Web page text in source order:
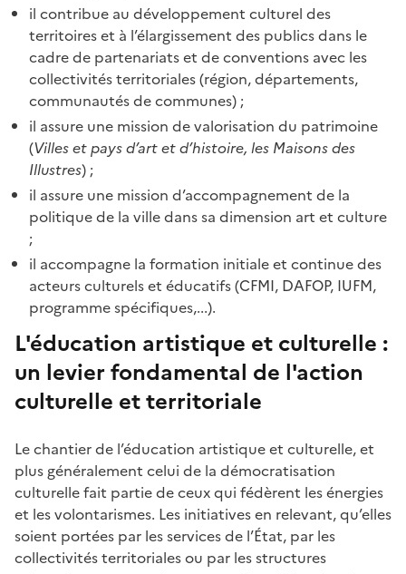
il contribue au développement culturel des
territoires et à l’élargissement des publics dans le
cadre de partenariats et de conventions avec les
collectivités territoriales (région, départements,
communautés de communes) ;
il assure une mission de valorisation du patrimoine
(Villes et pays d’art et d’histoire, les Maisons des
Illustres) ;
il assure une mission d’accompagnement de la
politique de la ville dans sa dimension art et culture
;
il accompagne la formation initiale et continue des
acteurs culturels et éducatifs (CFMI, DAFOP, IUFM,
programme spécifiques,...).
L'éducation artistique et culturelle :
un levier fondamental de l'action
culturelle et territoriale
Le chantier de l’éducation artistique et culturelle, et
plus généralement celui de la démocratisation
culturelle fait partie de ceux qui fédèrent les énergies
et les volontarismes. Les initiatives en relevant, qu’elles
soient portées par les services de l’État, par les
collectivités territoriales ou par les structures